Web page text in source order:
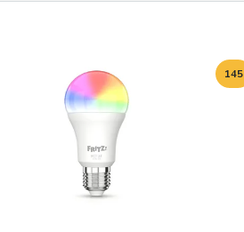
145